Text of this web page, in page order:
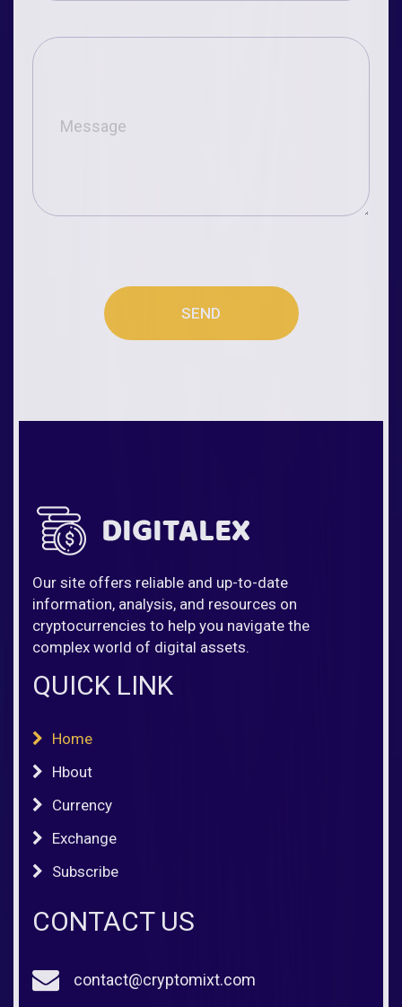
SEND
Our site offers reliable and up-to-date
information, analysis, and resources on
cryptocurrencies to help you navigate the
complex world of digital assets.
QUICK LINK
Home
Hbout
Currency
Exchange
Subscribe
CONTACT US
contact@cryptomixt.com